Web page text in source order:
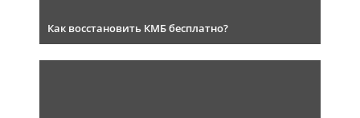
Как восстановить КМБ бесплатно?